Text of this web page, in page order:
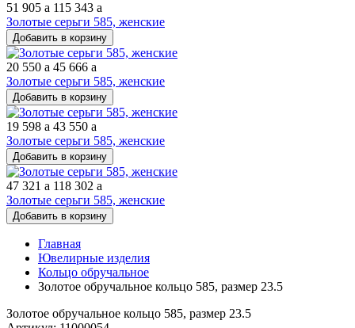
51 905 a 115 343 a
Золотые серьги 585, женские
Добавить в корзину
20 550 a 45 666 a
Золотые серьги 585, женские
Добавить в корзину
19 598 a 43 550 a
Золотые серьги 585, женские
Добавить в корзину
47 321 a 118 302 a
Золотые серьги 585, женские
Добавить в корзину
Главная
Ювелирные изделия
Кольцо обручальное
Золотое обручальное кольцо 585, размер 23.5
Золотое обручальное кольцо 585, размер 23.5